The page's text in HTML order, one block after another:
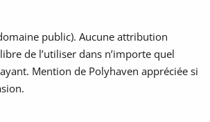
public). Aucune attribution
de l’utiliser dans n’importe quel
Mention de Polyhaven appréciée si